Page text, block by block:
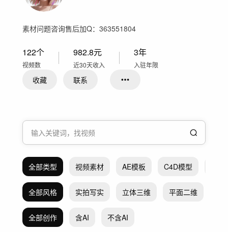
素材问题咨询售后加Q：363551804
122个
视频数
982.8元
近30天收入
3年
入驻年限
收藏 联系
全部类型 视频素材 AE模板 C4D模型
全部风格 实拍写实 立体三维 平面二维
全部创作 含AI 不含AI